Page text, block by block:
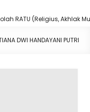
RATU (Religius, Akhlak
DWI HANDAYANI PUTRI